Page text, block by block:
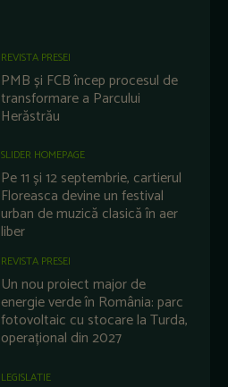
REVISTA PRESEI
PMB și FCB încep procesul de
transformare a Parcului
Herăstrău
SLIDER HOMEPAGE
Pe 11 și 12 septembrie, cartierul
Floreasca devine un festival
urban de muzică clasică în aer
liber
REVISTA PRESEI
Un nou proiect major de
energie verde în România: parc
fotovoltaic cu stocare la Turda,
operațional din 2027
LEGISLATIE